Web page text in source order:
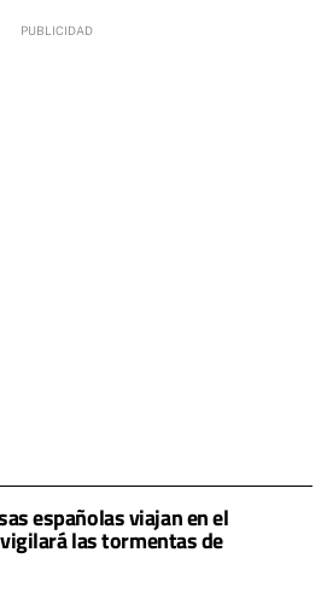
españolas viajan en el
las tormentas de